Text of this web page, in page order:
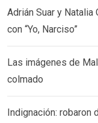
Adrián Suar y
con “Yo, Narciso”
Las imágenes de
colmado
Indignación: robaron